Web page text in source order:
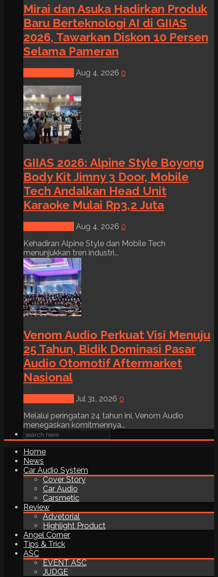
Mirai dan Asuka Hadirkan Produk
Baru Berteknologi AI di GIIAS
2026, Tawarkan Diskon 10 Persen
Selama Pameran
Aug 4, 2026 0
GIIAS 2026: Alpine Style Boyong
Body Kit Jimny 3 Door, Mobile
Tech Andalkan Head Unit
Karaoke Mulai Rp3,2 Juta
Aug 4, 2026 0
Kehadiran Alpine Style dan Mobile Tech
menunjukkan tren industri...
Venom Audio Perkuat Visi Menuju
25 Tahun, Bidik Dominasi Pasar
Audio Otomotif Aftermarket
Nasional
Jul 31, 2026 0
Melalui peringatan 24 tahun ini, Venom Audio
menegaskan komitmennya...
Home
News
Car Audio System
Cover Story
Car Audio
Carsmetic
Review
Advetorial
Highlight Product
Angel Corner
Tips & Trick
ASC
EVENT ASC
JUDGE